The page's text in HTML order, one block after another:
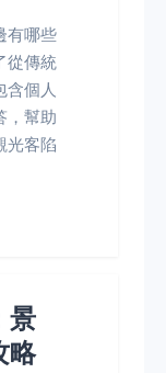
有哪些
從傳統
含個人
，幫助
光客陷
景
略